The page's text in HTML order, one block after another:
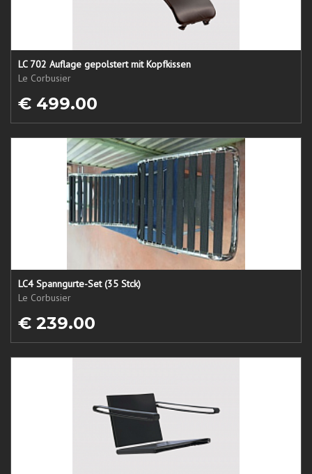
LC 702 Auflage gepolstert mit Kopfkissen
Le Corbusier
€ 499.00
LC4 Spanngurte-Set (35 Stck)
Le Corbusier
€ 239.00